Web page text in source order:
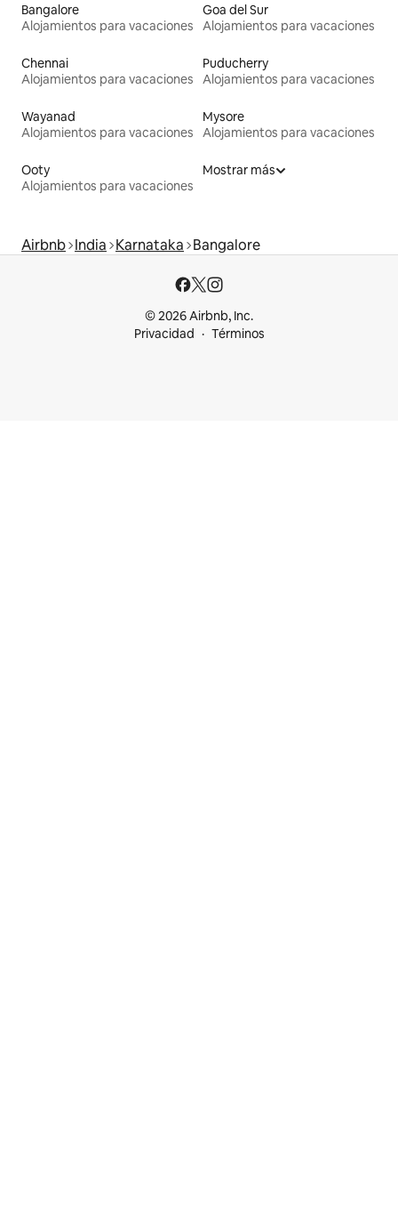
Bangalore
Alojamientos para vacaciones
Goa del Sur
Alojamientos para vacaciones
Chennai
Alojamientos para vacaciones
Puducherry
Alojamientos para vacaciones
Wayanad
Alojamientos para vacaciones
Mysore
Alojamientos para vacaciones
Ooty
Alojamientos para vacaciones
Mostrar más
Airbnb India Karnataka Bangalore
© 2026 Airbnb, Inc.
Privacidad
Términos